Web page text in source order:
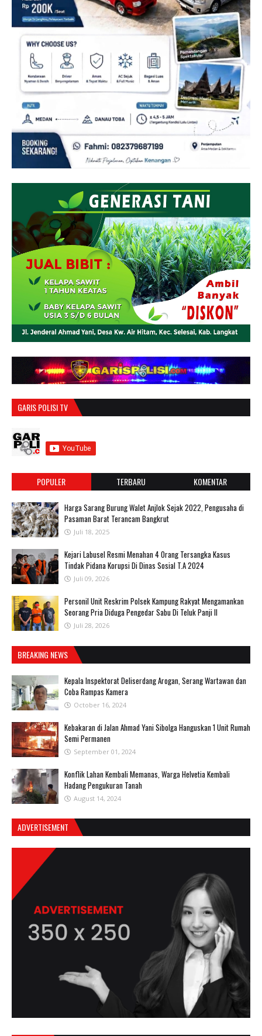
GARIS POLISI TV
POPULER TERBARU KOMENTAR
Harga Sarang Burung Walet Anjlok Sejak 2022, Pengusaha di
Pasaman Barat Terancam Bangkrut
Juli 18, 2025
‎Kejari Labusel Resmi Menahan 4 Orang Tersangka Kasus
Tindak Pidana Korupsi Di Dinas Sosial T.A 2024
Juli 09, 2026
Personil Unit Reskrim Polsek Kampung Rakyat Mengamankan
Seorang Pria Diduga Pengedar Sabu Di Teluk Panji II
Juli 28, 2026
BREAKING NEWS
Kepala Inspektorat Deliserdang Arogan, Serang Wartawan dan
Coba Rampas Kamera
October 16, 2024
Kebakaran di Jalan Ahmad Yani Sibolga Hanguskan 1 Unit Rumah
Semi Permanen
September 01, 2024
Konflik Lahan Kembali Memanas, Warga Helvetia Kembali
Hadang Pengukuran Tanah
August 14, 2024
ADVERTISEMENT